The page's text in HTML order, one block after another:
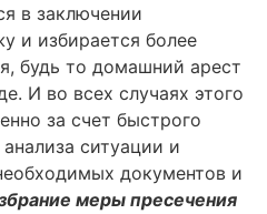
в заключении
и избирается более
будь то домашний арест
И во всех случаях этого
за счет быстрого
ситуации и
документов и
меры пресечения